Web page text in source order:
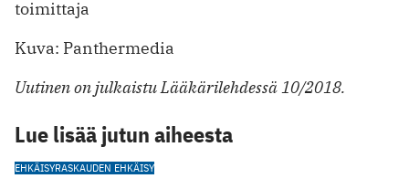
toimittaja
Kuva: Panthermedia
Uutinen on julkaistu Lääkärilehdessä 10/2018.
Lue lisää jutun aiheesta
EHKÄISYRASKAUDEN EHKÄISY